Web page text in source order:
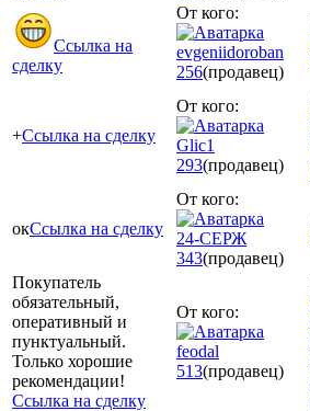
Ссылка на
сделку
От кого:
evgeniidoroban
256(продавец)
+Ссылка на сделку
От кого:
Glic1
293(продавец)
окСсылка на сделку
От кого:
24-СЕРЖ
343(продавец)
Покупатель
обязательный,
оперативный и
пунктуальный.
Только хорошие
рекомендации!
Ссылка на сделку
От кого:
feodal
513(продавец)